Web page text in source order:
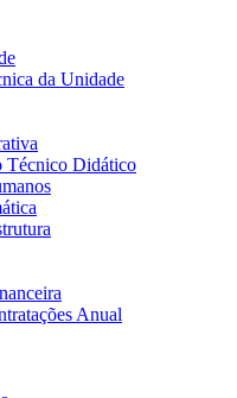
da Unidade
Técnico Didático
Anual